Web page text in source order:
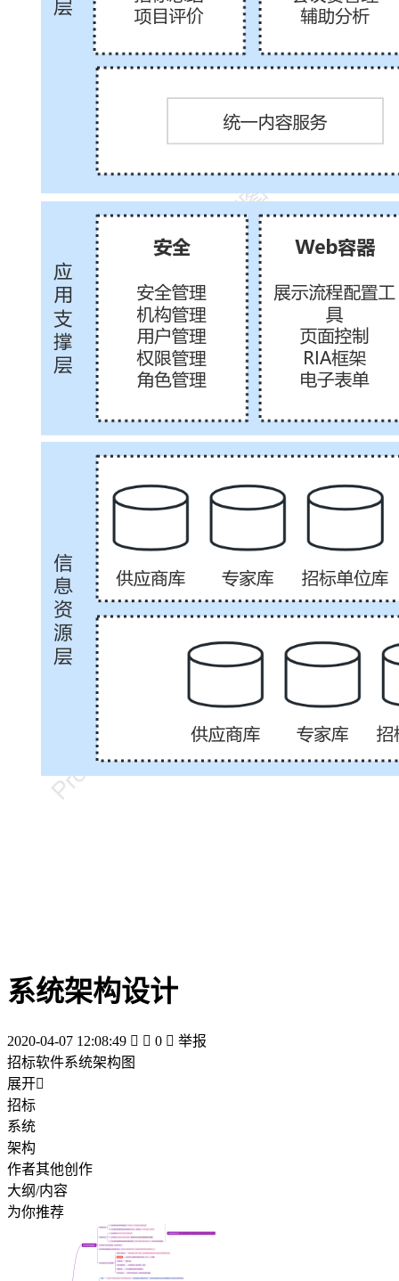
系统架构设计
2020-04-07 12:08:49   0  举报
招标软件系统架构图
展开
招标
系统
架构
作者其他创作
大纲/内容
为你推荐